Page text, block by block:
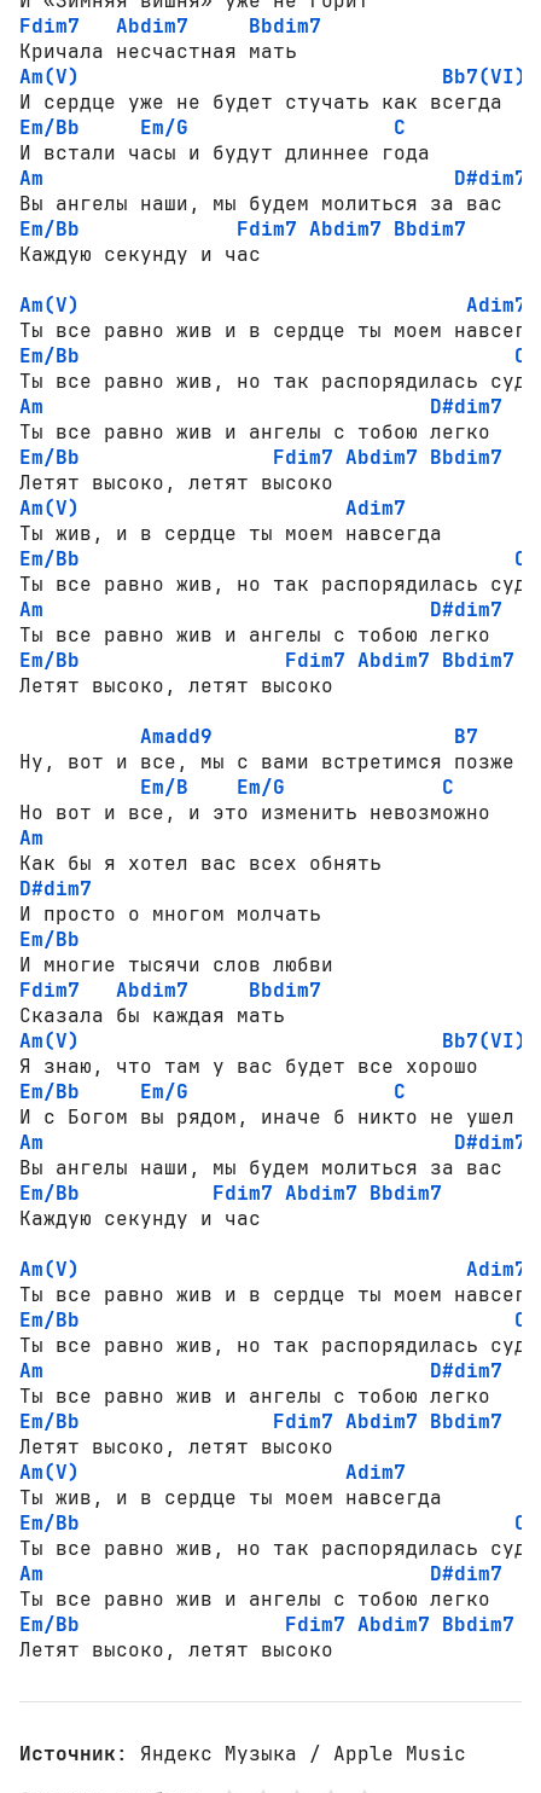
Fdim7
Abdim7
Bbdim7
Am(V)
Bb7(VI)
Em/Bb
Em/G
C
Am
D#dim7
Em/Bb
Fdim7 Abdim7 Bbdim7
Каждую секунду и час
Am(V)
Adim7
Em/Bb
C
Am
D#dim7
Em/Bb
Fdim7 Abdim7 Bbdim7
Am(V)
Adim7
Em/Bb
C
Am
D#dim7
Em/Bb
Fdim7 Abdim7 Bbdim7
Летят высоко, летят высоко
Amadd9
B7
Ну, вот и все, мы с вами встретимся позже
Em/B
Em/G
C
Am
D#dim7
Em/Bb
Fdim7
Abdim7
Bbdim7
Am(V)
Bb7(VI)
Em/Bb
Em/G
C
Am
D#dim7
Em/Bb
Fdim7 Abdim7 Bbdim7
Каждую секунду и час
Am(V)
Adim7
Em/Bb
C
Am
D#dim7
Em/Bb
Fdim7 Abdim7 Bbdim7
Am(V)
Adim7
Em/Bb
C
Am
D#dim7
Em/Bb
Fdim7 Abdim7 Bbdim7
Летят высоко, летят высоко
Источник: Яндекс Музыка / Apple Music